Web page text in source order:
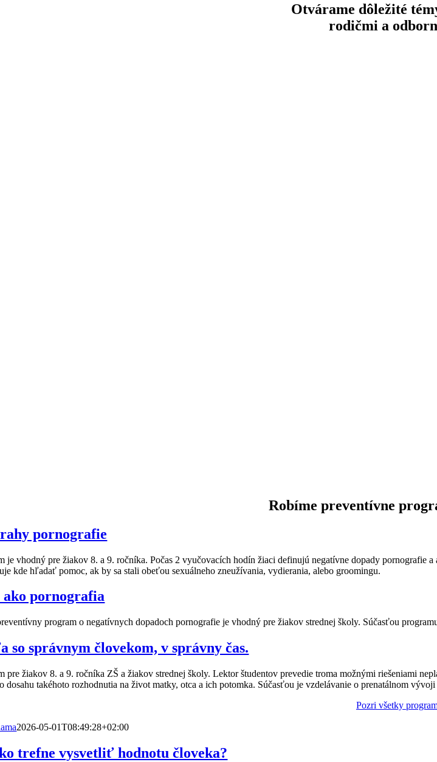
Otvárame dôležité
rodičmi a
Robíme preventívne
pornografie
je vhodný pre žiakov 8. a 9. ročníka. Počas 2 vyučovacích hodín žiaci definujú negatívne dopady
kde hľadať pomoc, ak by sa stali obeťou sexuálneho zneužívania, vydierania, alebo groomingu.
ako pornografia
program o negatívnych dopadoch pornografie je vhodný pre žiakov strednej školy. Súčasťou
so správnym človekom, v správny čas.
pre žiakov 8. a 9. ročníka ZŠ a žiakov strednej školy. Lektor študentov prevedie troma možnými riešeniami
dosahu takéhoto rozhodnutia na život matky, otca a ich potomka. Súčasťou je vzdelávanie o prenatálnom
Pozri všetky
2026-05-01T08:49:28+02:00
trefne vysvetliť hodnotu človeka?